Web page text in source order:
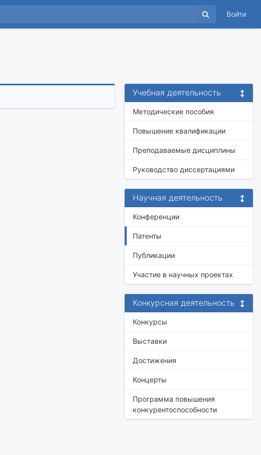
Войти
Учебная деятельность
Методические пособия
Повышение квалификации
Преподаваемые дисциплины
Руководство диссертациями
Научная деятельность
Конференции
Патенты
Публикации
Участие в научных проектах
Конкурсная деятельность
Конкурсы
Выставки
Достижения
Концерты
Программа повышения
конкурентоспособности